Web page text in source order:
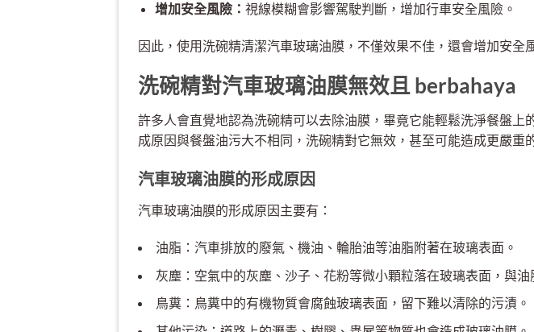
增加安全風險： 視線模糊會影響駕駛判斷，增加行車安全風險。
因此，使用洗碗精清潔汽車玻璃油膜，不僅效果不佳，還會增加安全
洗碗精對汽車玻璃油膜無效且 berbahaya
許多人會直覺地認為洗碗精可以去除油膜，畢竟它能輕鬆洗淨餐盤上
成原因與餐盤油污大不相同，洗碗精對它無效，甚至可能造成更嚴重
汽車玻璃油膜的形成原因
汽車玻璃油膜的形成原因主要有：
油脂：汽車排放的廢氣、機油、輪胎油等油脂附著在玻璃表面。
灰塵：空氣中的灰塵、沙子、花粉等微小顆粒落在玻璃表面，與油
鳥糞：鳥糞中的有機物質會腐蝕玻璃表面，留下難以清除的污漬。